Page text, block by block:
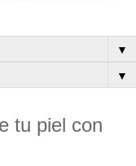
▼
▼
tu piel con